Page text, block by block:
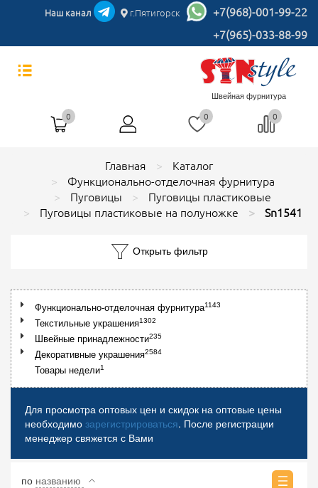
Наш канал г.Пятигорск
+7(968)-001-99-22
+7(965)-033-88-99
Швейная фурнитура
0 0 0
Главная
Каталог
Функционально-отделочная фурнитура
Пуговицы
Пуговицы пластиковые
Пуговицы пластиковые на полуножке
Sn1541
Открыть фильтр
Функционально-отделочная фурнитура1143
Текстильные украшения1302
Швейные принадлежности235
Декоративные украшения2584
Товары недели1
Для просмотра оптовых цен и скидок на оптовые цены
необходимо зарегистрироваться. После регистрации
менеджер свяжется с Вами
по названию